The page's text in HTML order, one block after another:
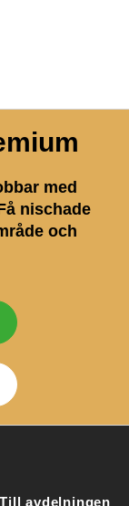
med
nischade
och
Till avdelningen